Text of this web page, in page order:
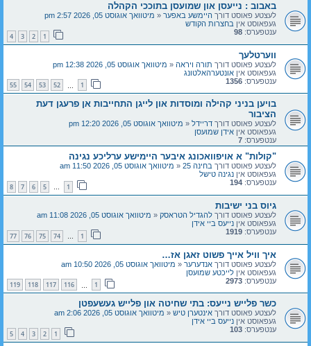
באבוב : נייעסן און שמועסן בתוככי הקהלה
לעצטע פאוסט דורך היימשע באפער « מיטוואך אוגוסט 05, 2026 2:57 pm
געפאוסט אין בחצרות הקודש
ענטפערס: 98
1
2
3
4
ווערטלעך
לעצטע פאוסט דורך תורה ויראה « מיטוואך אוגוסט 05, 2026 12:38 pm
געפאוסט אין אונטערהאלטונג
ענטפערס: 1356
1
52
53
54
55
בויען בניני קהילה ומוסדות און לייגן התחייבות אן פרעגן דעת
הציבור
לעצטע פאוסט דורך דריידל « מיטוואך אוגוסט 05, 2026 12:20 pm
געפאוסט אין אידן שמועסן
ענטפערס: 7
"קולות" א אויפוואכונג איבער היימישע ערליכע נגינה
לעצטע פאוסט דורך בחינה 25 « מיטוואך אוגוסט 05, 2026 11:50 am
געפאוסט אין נגינה טישל
ענטפערס: 194
1
…
5
6
7
8
גיוס בני ישיבות
לעצטע פאוסט דורך להגדיל הטראסק « מיטוואך אוגוסט 05, 2026 11:08 am
געפאוסט אין נייעס ביי אידן
ענטפערס: 1919
1
…
74
75
76
77
איך וויל אייך פשוט זאגן אז…
לעצטע פאוסט דורך אנדערער « מיטוואך אוגוסט 05, 2026 10:50 am
געפאוסט אין לייכטע שמועסן
ענטפערס: 2973
1
116
117
118
119
כשר פלייש נייעס: בתי שחיטה און פלייש געשעפטן
לעצטע פאוסט דורך אינטערן טיש « מיטוואך אוגוסט 05, 2026 2:06 am
געפאוסט אין נייעס ביי אידן
ענטפערס: 103
1
2
3
4
5